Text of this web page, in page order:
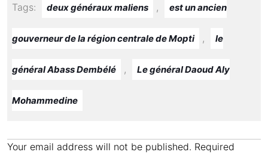
p
o
Tags: deux généraux maliens , est un ancien
gouverneur de la région centrale de Mopti , le
général Abass Dembélé , Le général Daoud Aly
Mohammedine
Your email address will not be published. Required